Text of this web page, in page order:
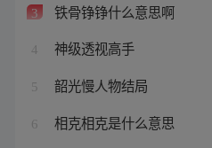
3 铁骨铮铮什么意思啊
4 神级透视高手
5 韶光慢人物结局
6 相克相克是什么意思